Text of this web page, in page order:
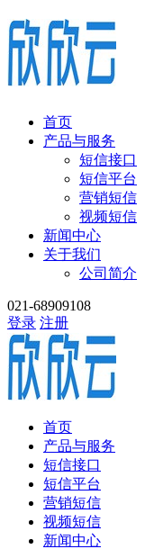
首页
产品与服务
短信接口
短信平台
营销短信
视频短信
新闻中心
关于我们
公司简介
021-68909108
登录 注册
首页
产品与服务
短信接口
短信平台
营销短信
视频短信
新闻中心